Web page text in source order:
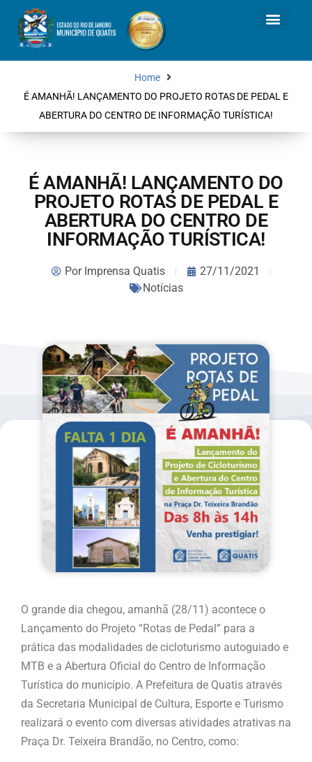
Home
É AMANHÃ! LANÇAMENTO DO PROJETO ROTAS DE PEDAL E
ABERTURA DO CENTRO DE INFORMAÇÃO TURÍSTICA!
É AMANHÃ! LANÇAMENTO DO
PROJETO ROTAS DE PEDAL E
ABERTURA DO CENTRO DE
INFORMAÇÃO TURÍSTICA!
PorImprensa Quatis
27/11/2021
Notícias
O grande dia chegou, amanhã (28/11) acontece o
Lançamento do Projeto “Rotas de Pedal” para a
prática das modalidades de cicloturismo autoguiado e
MTB e a Abertura Oficial do Centro de Informação
Turística do município. A Prefeitura de Quatis através
da Secretaria Municipal de Cultura, Esporte e Turismo
realizará o evento com diversas atividades atrativas na
Praça Dr. Teixeira Brandão, no Centro, como: